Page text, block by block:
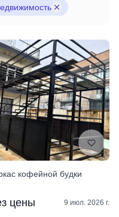
кофейной будки
цены 9 июл. 2026 г.